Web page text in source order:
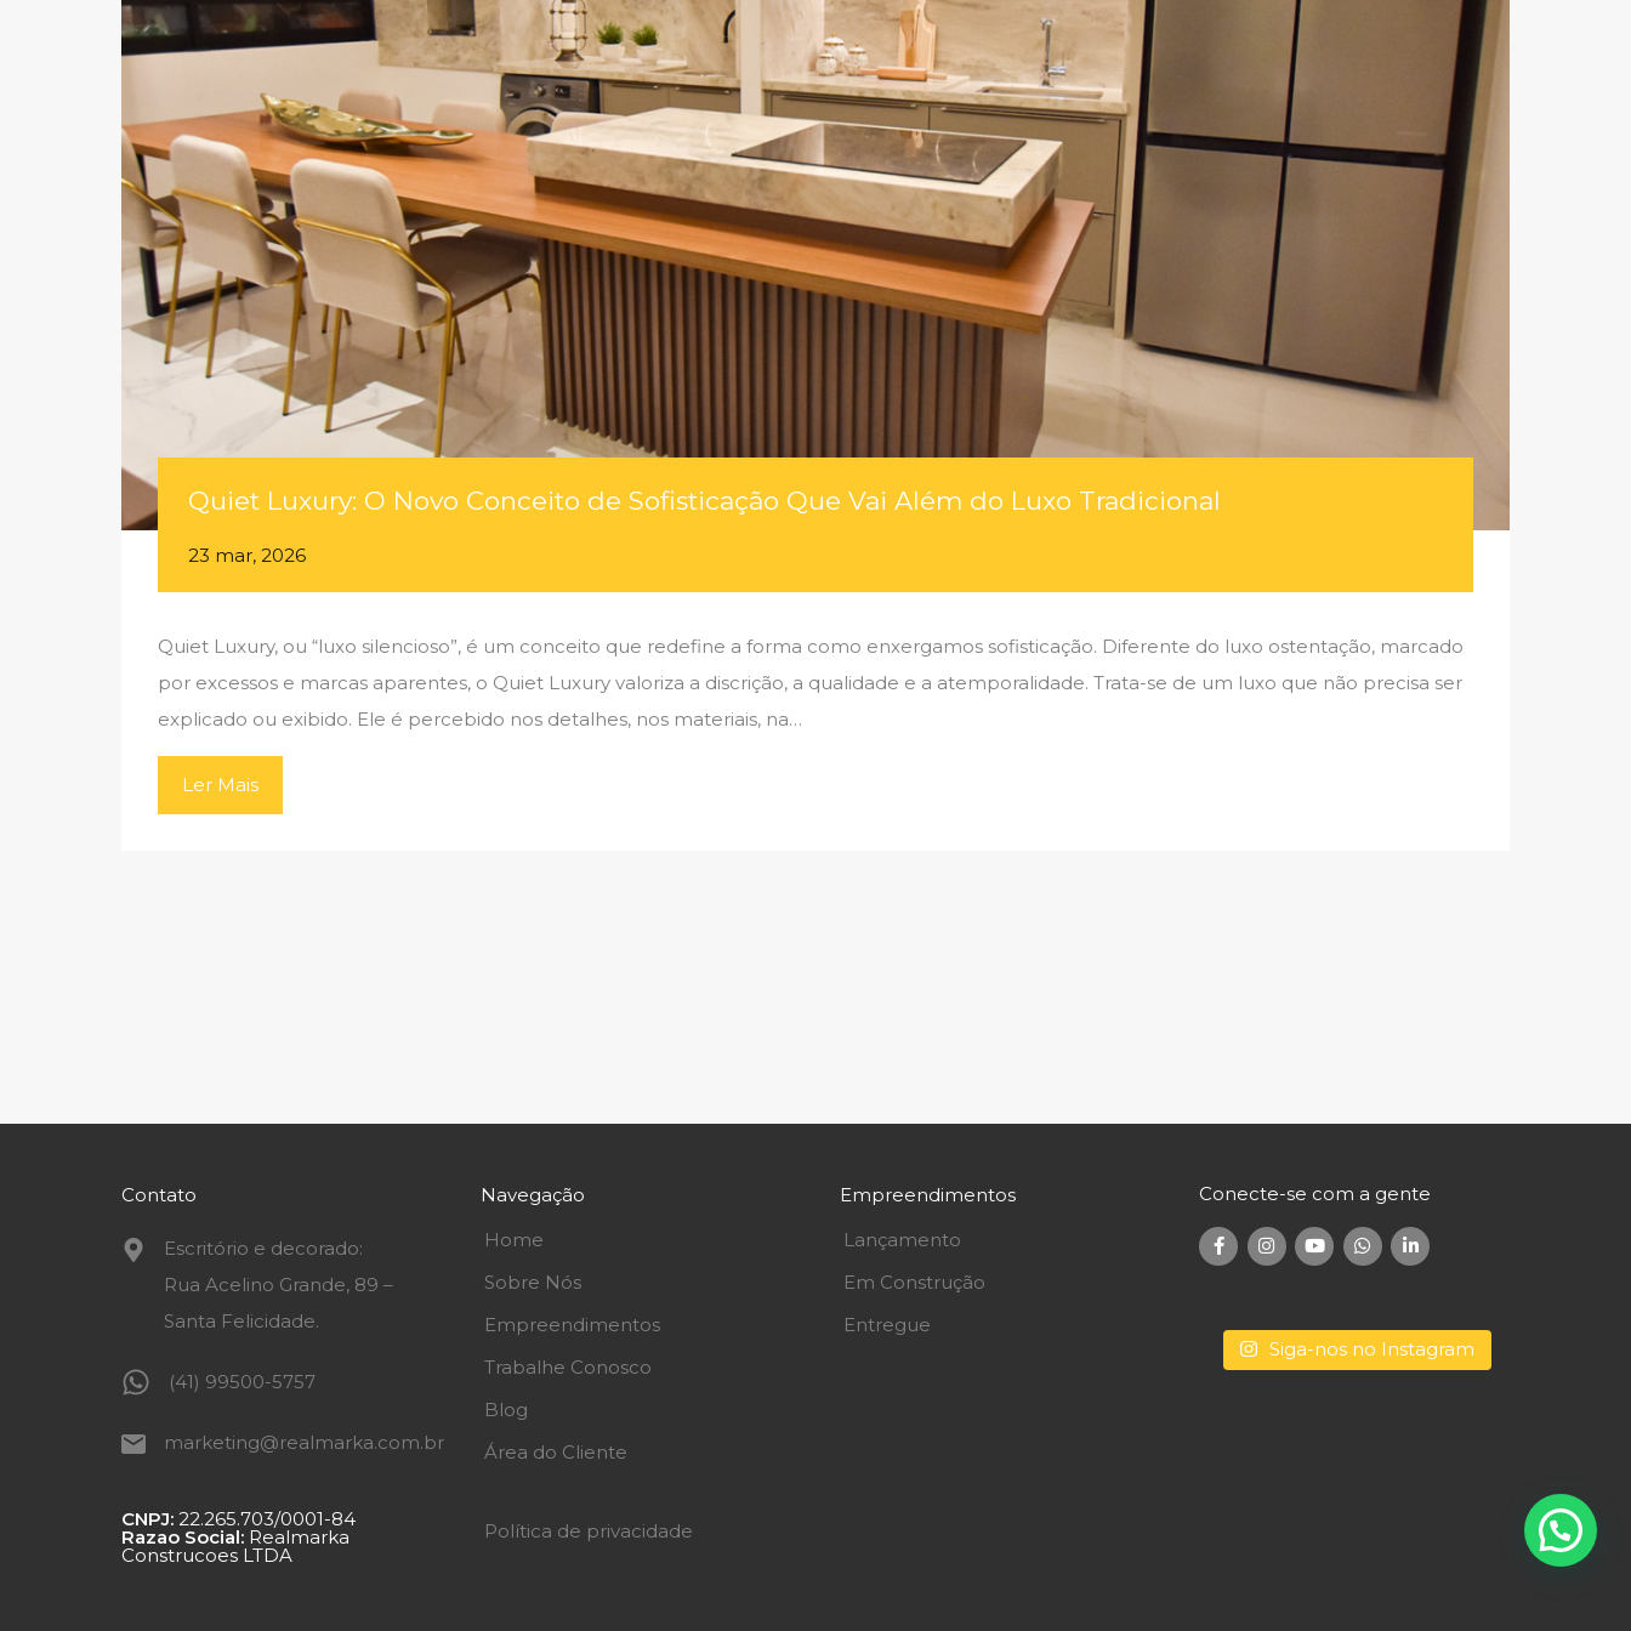
Quiet Luxury: O Novo Conceito de Sofisticação Que Vai Além do Luxo Tradicional
23 mar, 2026
Quiet Luxury, ou “luxo silencioso”, é um conceito que redefine a forma como enxergamos sofisticação. Diferente do luxo ostentação, marcado
por excessos e marcas aparentes, o Quiet Luxury valoriza a discrição, a qualidade e a atemporalidade. Trata-se de um luxo que não precisa ser
explicado ou exibido. Ele é percebido nos detalhes, nos materiais, na…
Ler Mais
Contato
Escritório e decorado:
Rua Acelino Grande, 89 –
Santa Felicidade.
(41) 99500-5757
marketing@realmarka.com.br
CNPJ: 22.265.703/0001-84
Razao Social: Realmarka
Construcoes LTDA
Navegação
Home
Sobre Nós
Empreendimentos
Trabalhe Conosco
Blog
Área do Cliente
Política de privacidade
Empreendimentos
Lançamento
Em Construção
Entregue
Conecte-se com a gente
Siga-nos no Instagram